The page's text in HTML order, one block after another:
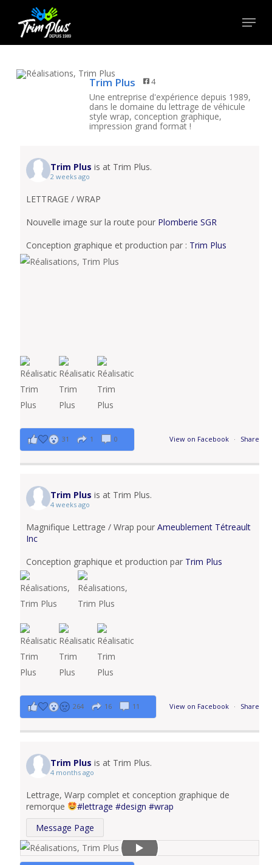
Menu
Trim Plus 4
Une entreprise d'expérience depuis 1989,
dans le domaine du lettrage de véhicule
style wrap, conception graphique,
impression grand format !
Trim Plus is at Trim Plus.
2 weeks ago
LETTRAGE / WRAP
Nouvelle image sur la route pour Plomberie SGR
Conception graphique et production par : Trim Plus
View on Facebook · Share
31 1 0
Trim Plus is at Trim Plus.
4 weeks ago
Magnifique Lettrage / Wrap pour Ameublement Tétreault
Inc
Conception graphique et production par Trim Plus
View on Facebook · Share
264 16 11
Trim Plus is at Trim Plus.
4 months ago
Lettrage, Warp complet et conception graphique de
remorque
#lettrage #design #wrap
Message Page